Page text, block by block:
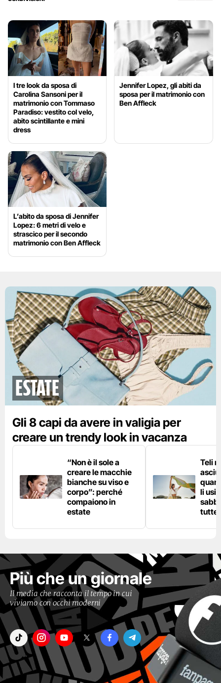
I tre look da sposa di
Carolina Sansoni per il
matrimonio con Tommaso
Paradiso: vestito col velo,
abito scintillante e mini
dress
Jennifer Lopez, gli abiti da
sposa per il matrimonio con
Ben Affleck
L’abito da sposa di Jennifer
Lopez: 6 metri di velo e
strascico per il secondo
matrimonio con Ben Affleck
Estate
Gli 8 capi da avere in valigia per
creare un trendy look in vacanza
“Non è il sole a
creare le macchie
bianche su viso e
corpo”: perché
compaiono in
estate
Teli
li
tutte
Più che un giornale
Il media che racconta il tempo in cui
viviamo con occhi moderni